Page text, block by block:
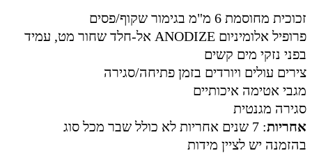
זכוכית מחוסמת 6 מ"מ בגימור שקוף/פסים
פרופיל אלומיניום ANODIZE אל-חלד שחור מט, עמיד
בפני נזקי מים קשים
צירים עולים ויורדים בזמן פתיחה/סגירה
מגבי אטימה איכותיים
סגירה מגנטית
אחריות: 7 שנים אחריות לא כולל שבר מכל סוג
בהזמנה יש לציין מידות